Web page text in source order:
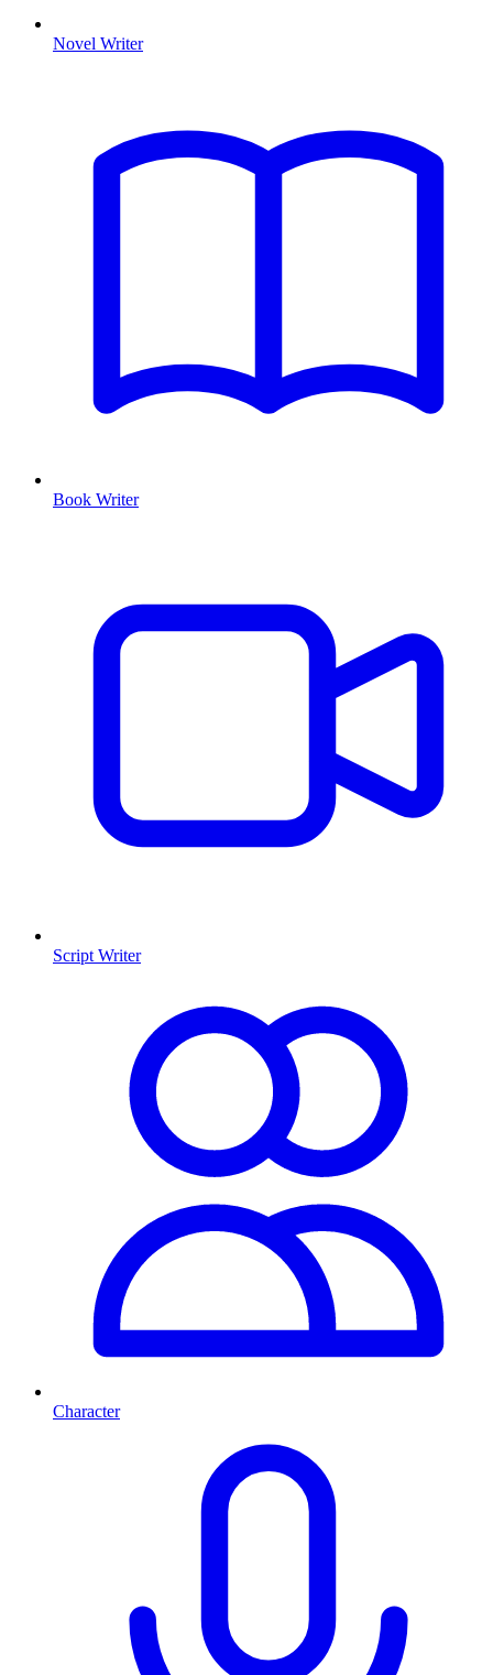
Novel Writer
Book Writer
Script Writer
Character